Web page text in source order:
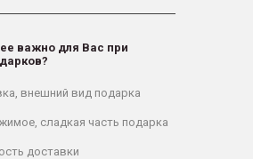
важно для Вас при
внешний вид подарка
сладкая часть подарка
доставки